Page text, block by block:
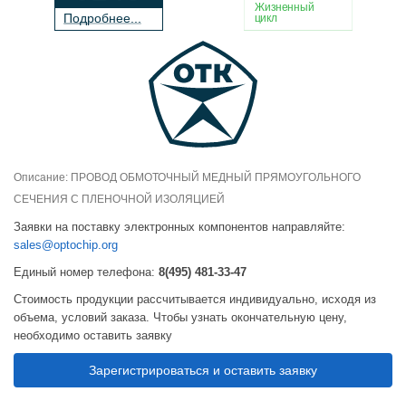
Подробнее...
Жизненный
цикл
Описание: ПРОВОД ОБМОТОЧНЫЙ МЕДНЫЙ ПРЯМОУГОЛЬНОГО
СЕЧЕНИЯ С ПЛЕНОЧНОЙ ИЗОЛЯЦИЕЙ
Заявки на поставку электронных компонентов направляйте:
sales@optochip.org
Единый номер телефона: 8(495) 481-33-47
Стоимость продукции рассчитывается индивидуально, исходя из
объема, условий заказа. Чтобы узнать окончательную цену,
необходимо оставить заявку
Зарегистрироваться и оставить заявку